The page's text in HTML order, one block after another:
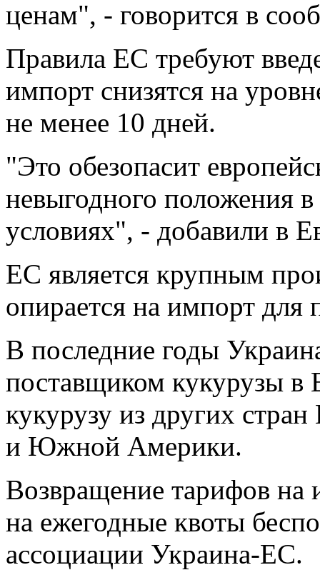
ценам", - говорится в
Правила ЕС требуют
импорт снизятся на
не менее 10 дней.
"Это обезопасит
невыгодного положения
условиях", - добавили в
ЕС является крупным
опирается на импорт для
В последние годы
поставщиком кукурузы в
кукурузу из других
и Южной Америки.
Возвращение тарифов на
на ежегодные квоты
ассоциации Украина-ЕС.